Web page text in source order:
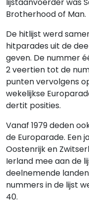
Brotherhood of Man.
De hitlijst werd
hitparades uit de
geven. De nummer
2 veertien tot de
punten vervolgens
wekelijkse
dertit posities.
Vanaf 1979 deden
de Europarade. Een
Oostenrijk en
Ierland mee aan de
deelnemende
nummers in de lijst
40.